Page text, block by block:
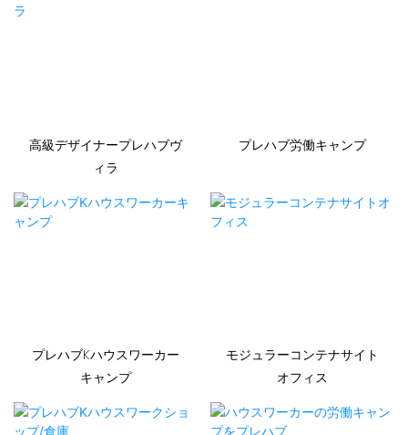
高級デザイナープレハブヴ
ィラ
プレハブ労働キャンプ
プレハブKハウスワーカー
キャンプ
モジュラーコンテナサイト
オフィス